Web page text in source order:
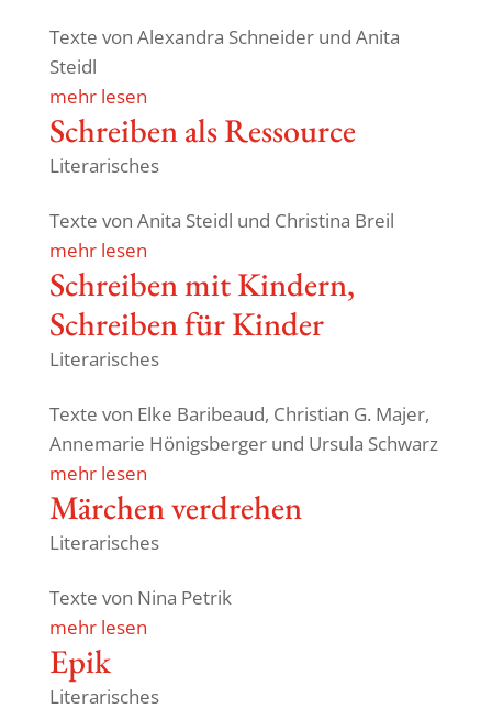
Texte von Alex­andra Schneider und Anita
Steidl
mehr lesen
Schreiben als Ressource
Literarisches
Texte von Anita Steidl und Chris­tina Breil
mehr lesen
Schreiben mit Kindern,
Schreiben für Kinder
Literarisches
Texte von Elke Bari­beaud, Chris­tian G. Majer,
Anne­marie Hönigs­berger und Ursula Schwarz
mehr lesen
Märchen verdrehen
Literarisches
Texte von Nina Petrik
mehr lesen
Epik
Literarisches